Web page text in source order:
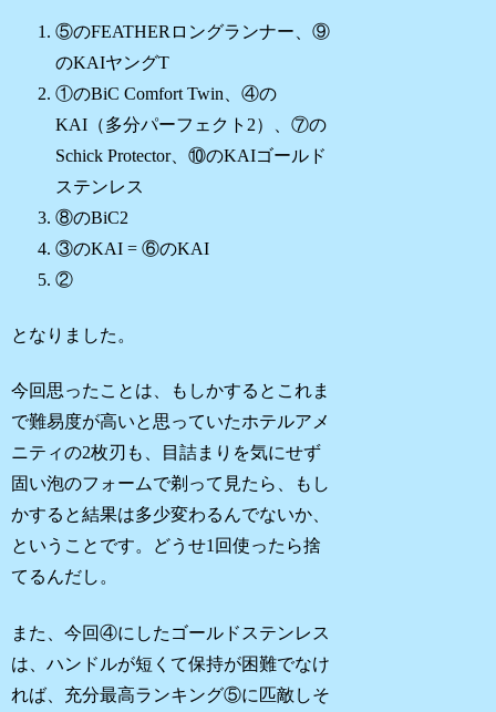
⑤のFEATHERロングランナー、⑨
のKAIヤングT
①のBiC Comfort Twin、④の
KAI（多分パーフェクト2）、⑦の
Schick Protector、⑩のKAIゴールド
ステンレス
⑧のBiC2
③のKAI = ⑥のKAI
②
となりました。
今回思ったことは、もしかするとこれま
で難易度が高いと思っていたホテルアメ
ニティの2枚刃も、目詰まりを気にせず
固い泡のフォームで剃って見たら、もし
かすると結果は多少変わるんでないか、
ということです。どうせ1回使ったら捨
てるんだし。
また、今回④にしたゴールドステンレス
は、ハンドルが短くて保持が困難でなけ
れば、充分最高ランキング⑤に匹敵しそ